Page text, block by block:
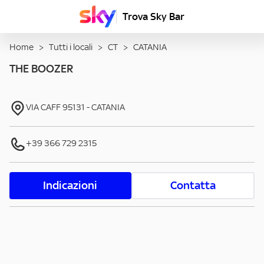
Trova Sky Bar
Home > Tutti i locali > CT > CATANIA
THE BOOZER
VIA CAFF95131 -CATANIA
+39 366 729 2315
Indicazioni Contatta